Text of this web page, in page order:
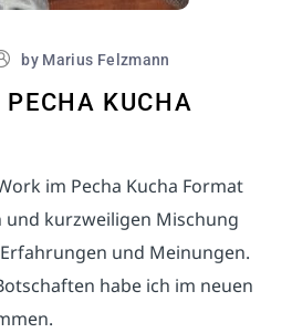
by Marius Felzmann
PECHA KUCHA
im Pecha Kucha Format
kurzweiligen Mischung
und Meinungen.
habe ich im neuen